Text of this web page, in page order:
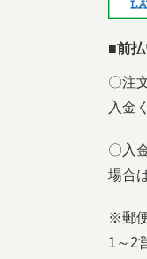
■前払
〇注
入金
〇入
場合
※郵
1～2